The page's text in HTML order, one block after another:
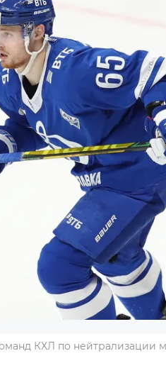
КХЛ по нейтрализации